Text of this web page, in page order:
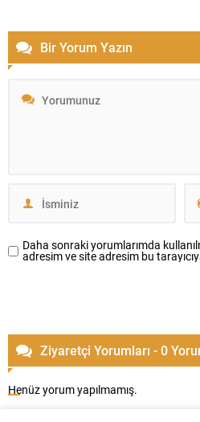
Bir Yorum Yazın
Daha sonraki yorumlarımda
adresim ve site adresim bu
Ziyaretçi Yorumları - 0
Henüz yorum yapılmamış.